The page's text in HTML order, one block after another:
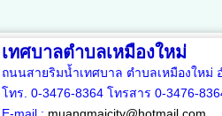
เทศบาลตำบลเหมืองใหม่
ถนนสายริมน้ำเทศบาล ตำบลเหมืองใหม่
โทร. 0-3476-8364 โทรสาร 0-3476-